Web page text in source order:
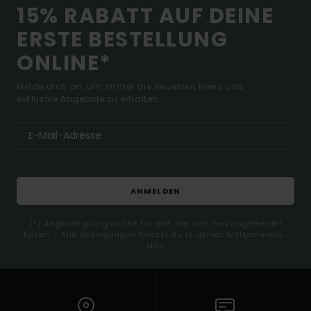
15% RABATT AUF DEINE
ERSTE BESTELLUNG
ONLINE*
Melde dich an, um immer die neuesten News und
exklusive Angebote zu erhalten.
ANMELDEN
(*) Angebot gültig online für alle, die sich neu angemeldet
haben - Alle Bedingungen findest du in deiner Willkommens-
Mail